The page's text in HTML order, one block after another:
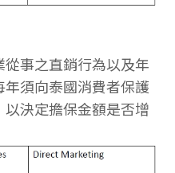
事之直銷行為以及年
須向泰國消費者保護
決定擔保金額是否增